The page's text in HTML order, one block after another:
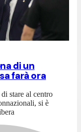
di un
farà ora
stare al centro
si è